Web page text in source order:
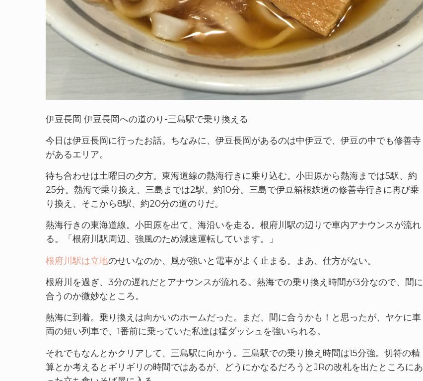
伊豆長岡 伊豆長岡への道のり-三島駅で乗り換える
今日は伊豆長岡に行ったお話。ちなみに、伊豆長岡があるのは中伊豆で、伊豆の中でも修善寺
があるエリア。
待ち合わせは土曜日の夕方。東海道線の熱海行きに乗り込む。小田原から熱海までは5駅、約
25分。熱海で乗り換え、三島までは2駅、約10分。三島で伊豆箱根鉄道の修善寺行きに再び乗
り換え、そこから8駅、約20分の道のりだ。
熱海行きの東海道線。小田原を出て、海沿いを走る。根府川駅の辺りで車内アナウンスが流れ
る。「根府川駅周辺、強風のため減速運転しています。」
根府川駅は立地のせいなのか、風が強いと電車がよく止まる。まあ、仕方がない。
根府川を過ぎ、3分の遅れだとアナウンスが流れる。熱海での乗り換え時間が3分なので、間に
合うのか微妙なところ。
熱海に到着。乗り換えは向かいのホームだった。まだ、間に合うかも！と思ったが、ヤケに車
両の短い列車で、1番前に乗っていた私達は猛ダッシュを強いられる。
それでもなんとかクリアして、三島駅に向かう。三島駅での乗り換え時間は15分強。切符の精
算とか考えるとギリギリの時間ではあるが、どうにかなるだろうとJRの改札を出たところにあ